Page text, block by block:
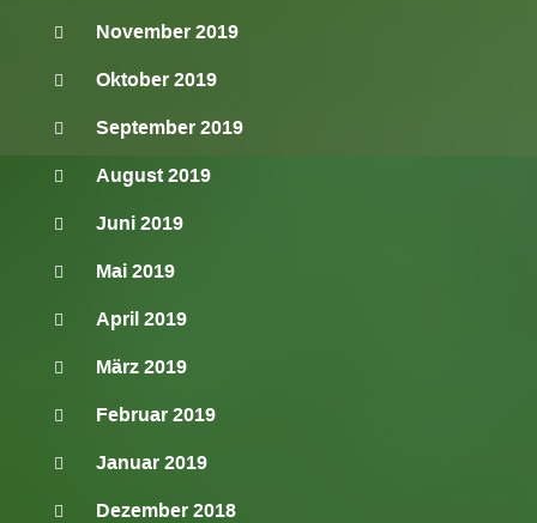
November 2019
Oktober 2019
September 2019
August 2019
Juni 2019
Mai 2019
April 2019
März 2019
Februar 2019
Januar 2019
Dezember 2018